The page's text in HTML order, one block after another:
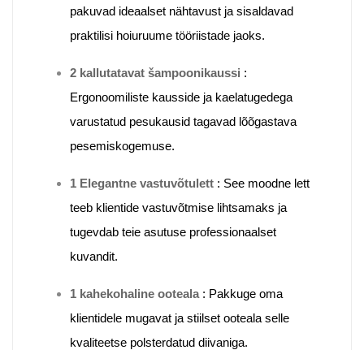
pakuvad ideaalset nähtavust ja sisaldavad
praktilisi hoiuruume tööriistade jaoks.
2 kallutatavat šampoonikaussi :
Ergonoomiliste kausside ja kaelatugedega
varustatud pesukausid tagavad lõõgastava
pesemiskogemuse.
1 Elegantne vastuvõtulett : See moodne lett
teeb klientide vastuvõtmise lihtsamaks ja
tugevdab teie asutuse professionaalset
kuvandit.
1 kahekohaline ooteala : Pakkuge oma
klientidele mugavat ja stiilset ooteala selle
kvaliteetse polsterdatud diivaniga.